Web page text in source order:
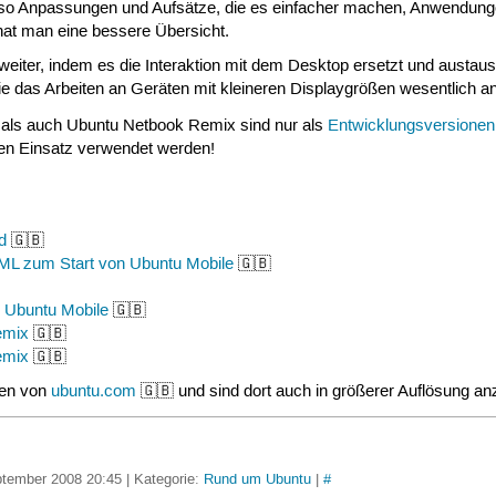
Anpassungen und Aufsätze, die es einfacher machen,
man eine bessere Übersicht.
indem es die Interaktion mit dem Desktop ersetzt und
das Arbeiten an Geräten mit kleineren Displaygrößen wesentlich
auch Ubuntu Netbook Remix sind nur als Entwicklungsversionen
Einsatz verwendet werden!
🇬🇧
zum Start von Ubuntu Mobile🇬🇧
Mobile🇬🇧
🇬🇧
🇬🇧
von ubuntu.com 🇬🇧 und sind dort auch in größerer Auflösung
2008 20:45 | Kategorie: Rund um Ubuntu |#